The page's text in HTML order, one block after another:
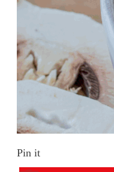
Pin it